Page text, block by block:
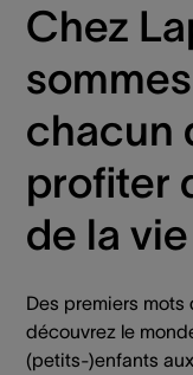
Chez
chacun
profiter
de la vie
Des premiers mots
découvrez le
(petits-)enfants